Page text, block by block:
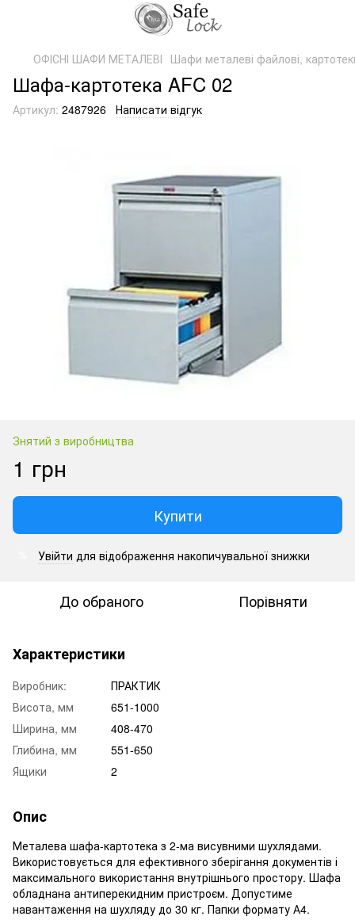
ОФІСНІ ШАФИ МЕТАЛЕВІ Шафи металеві файлові,
Шафа-картотека AFC 02
Артикул: 2487926 Написати відгук
Знятий з виробництва
1 грн
Купити
Увійти для відображення накопичувальної знижки
До обраного Порівняти
Характеристики
Виробник:
ПРАКТИК
Висота, мм
651-1000
Ширина, мм
408-470
Глибина, мм
551-650
Ящики
2
Опис
Металева шафа-картотека з 2-ма висувними шухлядами.
Використовується для ефективного зберігання документів і
максимального використання внутрішнього простору. Шафа
обладнана антиперекидним пристроєм. Допустиме
навантаження на шухляду до 30 кг. Папки формату А4.